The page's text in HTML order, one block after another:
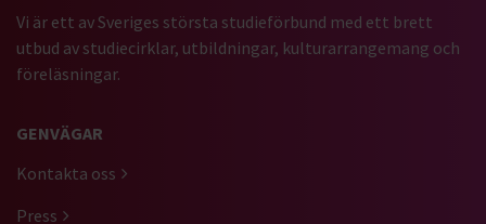
Vi är ett av Sveriges största studieförbund med ett brett
utbud av studiecirklar, utbildningar, kulturarrangemang och
föreläsningar.
GENVÄGAR
Kontakta oss
Press